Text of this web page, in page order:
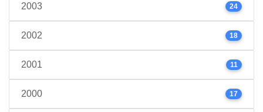
2003 24
2002 18
2001 11
2000 17